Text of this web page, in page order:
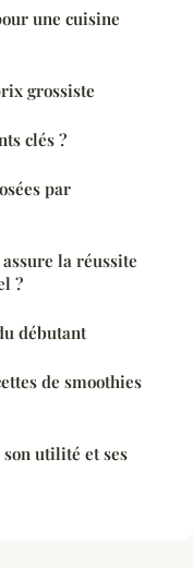
une cuisine
grossiste
clés ?
par
la réussite
?
débutant
de smoothies
utilité et ses